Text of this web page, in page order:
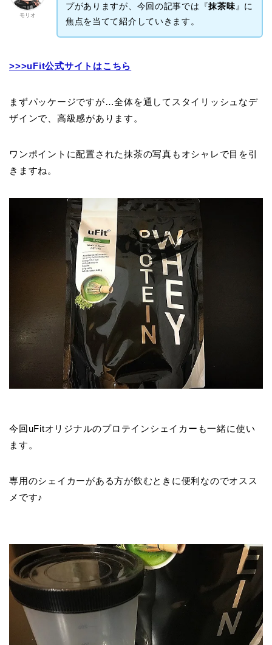
モリオ
プがありますが、今回の記事では『抹茶味 』に
焦点を当てて紹介していきます。
>>>uFit公式サイトはこちら
まずパッケージですが…全体を通してスタイリッシュなデ
ザインで、高級感があります。
ワンポイントに配置された抹茶の写真もオシャレで目を引
きますね。
今回uFitオリジナルのプロテインシェイカーも一緒に使い
ます。
専用のシェイカーがある方が飲むときに便利なのでオスス
メです♪